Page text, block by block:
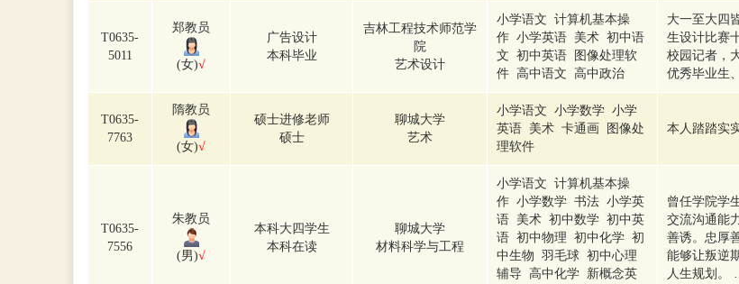
T0635-
5011
郑教员
(女)√
广告设计
本科毕业
吉林工程技术师范学
院
艺术设计
小学语文 计算机基本操
作 小学英语 美术 初中语
文 初中英语 图像处理软
件 高中语文 高中政治
大一至大四
生设计比赛
校园记者，
优秀毕业生
T0635-
7763
隋教员
(女)√
硕士进修老师
硕士
聊城大学
艺术
小学语文 小学数学 小学
英语 美术 卡通画 图像处
理软件
本人踏踏实
T0635-
7556
朱教员
(男)√
本科大四学生
本科在读
聊城大学
材料科学与工程
小学语文 计算机基本操
作 小学数学 书法 小学英
语 美术 初中数学 初中英
语 初中物理 初中化学 初
中生物 羽毛球 初中心理
辅导 高中化学 新概念英
曾任学院学
交流沟通能
善诱。忠厚
能够让叛逆
人生规划